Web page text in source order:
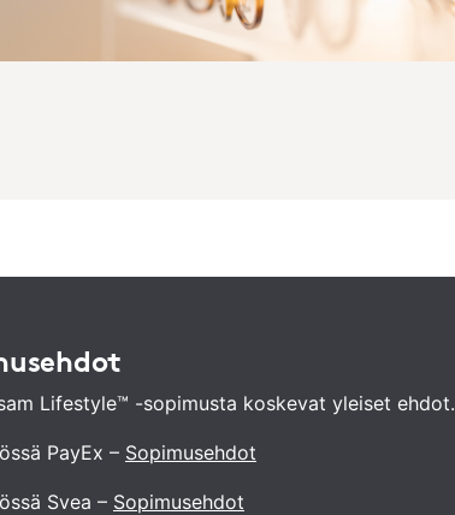
Lifestyle™ -sopimusta koskevat yleiset ehdot.
PayEx – Sopimusehdot
Svea – Sopimusehdot